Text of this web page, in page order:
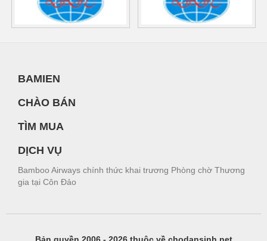
BAMIEN
CHÀO BÁN
TÌM MUA
DỊCH VỤ
Bamboo Airways chính thức khai trương Phòng chờ Thương
gia tại Côn Đảo
Bản quyền 2006 - 2026 thuộc về chodansinh.net